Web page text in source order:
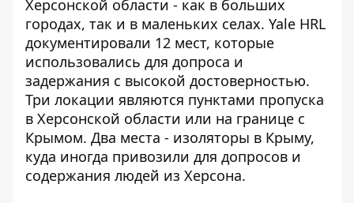
Херсонской области - как в больших
городах, так и в маленьких селах. Yale HRL
документировали 12 мест, которые
использовались для допроса и
задержания с высокой достоверностью.
Три локации являются пунктами пропуска
в Херсонской области или на границе с
Крымом. Два места - изоляторы в Крыму,
куда иногда привозили для допросов и
содержания людей из Херсона.